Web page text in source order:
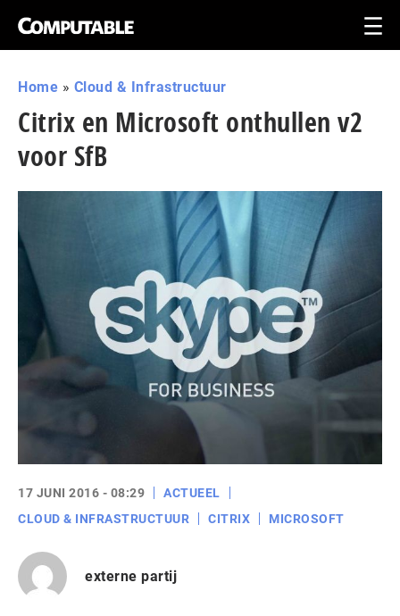
Home » Cloud & Infrastructuur
Citrix en Microsoft onthullen v2
voor SfB
17 JUNI 2016 - 08:29
ACTUEEL
CLOUD & INFRASTRUCTUUR
CITRIX MICROSOFT
externe partij